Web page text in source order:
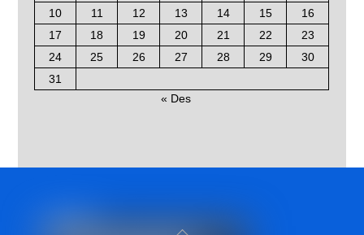
10
11 12 13 14 15
16
17
18 19 20 21 22
23
24
25 26 27 28 29
30
31
« Des
Back